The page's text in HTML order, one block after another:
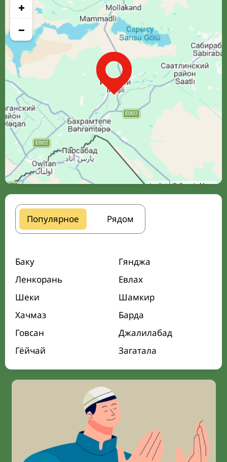
+
−
Leaflet| © Google Maps
Популярное Рядом
Баку
Гянджа
Ленкорань
Евлах
Шеки
Шамкир
Хачмаз
Барда
Говсан
Джалилабад
Гёйчай
Загатала